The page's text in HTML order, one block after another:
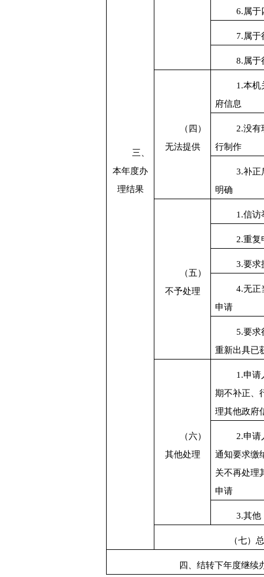
三、
本年度办
理结果
6.属于
7.属于
8.属于
（四）
无法提供
1.本机
府信息
2.没有
行制作
3.补正
明确
（五）
不予处理
1.信访
2.重复
3.要求
4.无正
申请
5.要求
重新出具已
（六）
其他处理
1.申请
期不补正、
理其他政府
2.申请
通知要求缴
关不再处理
申请
3.其他
（七）
四、结转下年度继续